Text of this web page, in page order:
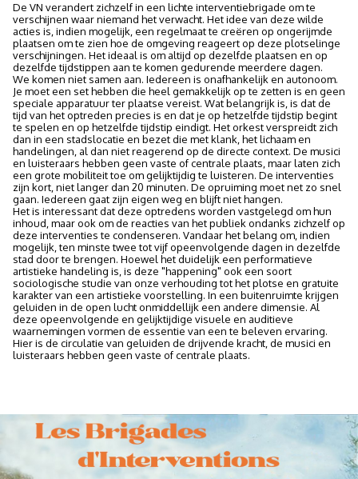
De VN verandert zichzelf in een lichte interventiebrigade om te
verschijnen waar niemand het verwacht. Het idee van deze wilde
acties is, indien mogelijk, een regelmaat te creëren op ongerijmde
plaatsen om te zien hoe de omgeving reageert op deze plotselinge
verschijningen. Het ideaal is om altijd op dezelfde plaatsen en op
dezelfde tijdstippen aan te komen gedurende meerdere dagen.
We komen niet samen aan. Iedereen is onafhankelijk en autonoom.
Je moet een set hebben die heel gemakkelijk op te zetten is en geen
speciale apparatuur ter plaatse vereist. Wat belangrijk is, is dat de
tijd van het optreden precies is en dat je op hetzelfde tijdstip begint
te spelen en op hetzelfde tijdstip eindigt. Het orkest verspreidt zich
dan in een stadslocatie en bezet die met klank, het lichaam en
handelingen, al dan niet reagerend op de directe context. De musici
en luisteraars hebben geen vaste of centrale plaats, maar laten zich
een grote mobiliteit toe om gelijktijdig te luisteren. De interventies
zijn kort, niet langer dan 20 minuten. De opruiming moet net zo snel
gaan. Iedereen gaat zijn eigen weg en blijft niet hangen.
Het is interessant dat deze optredens worden vastgelegd om hun
inhoud, maar ook om de reacties van het publiek ondanks zichzelf op
deze interventies te condenseren. Vandaar het belang om, indien
mogelijk, ten minste twee tot vijf opeenvolgende dagen in dezelfde
stad door te brengen. Hoewel het duidelijk een performatieve
artistieke handeling is, is deze "happening" ook een soort
sociologische studie van onze verhouding tot het plotse en gratuite
karakter van een artistieke voorstelling. In een buitenruimte krijgen
geluiden in de open lucht onmiddellijk een andere dimensie. Al
deze opeenvolgende en gelijktijdige visuele en auditieve
waarnemingen vormen de essentie van een te beleven ervaring.
Hier is de circulatie van geluiden de drijvende kracht, de musici en
luisteraars hebben geen vaste of centrale plaats.